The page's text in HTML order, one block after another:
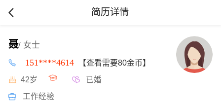
简历详情
聂/ 女士
151****4614 【查看需要80金币】
42岁 已婚
工作经验